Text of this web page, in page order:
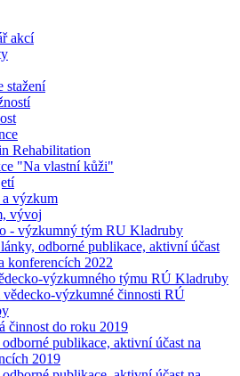
akcí
stažení
Rehabilitation
"Na vlastní kůži"
výzkum
vývoj
- výzkumný tým RU Kladruby
odborné publikace, aktivní účast
konferencích 2022
výzkumného týmu RÚ Kladruby
vědecko-výzkumné činnosti RÚ
činnost do roku 2019
publikace, aktivní účast na
2019